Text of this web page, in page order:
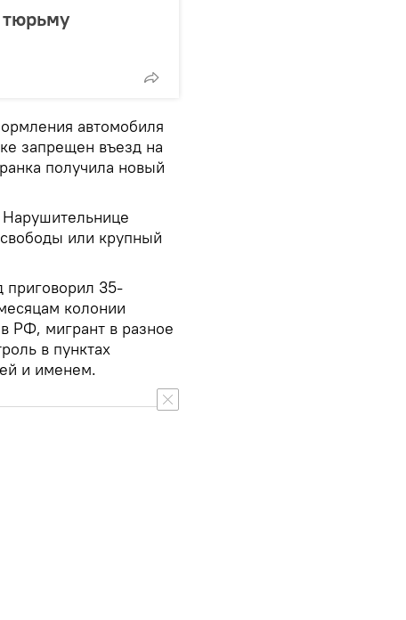
тюрьму
автомобиля
запрещен въезд на
получила новый
или крупный
приговорил 35-
колонии
РФ, мигрант в разное
в пунктах
и именем.